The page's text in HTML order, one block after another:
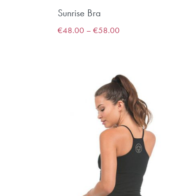
Sunrise Bra
€48.00 – €58.00